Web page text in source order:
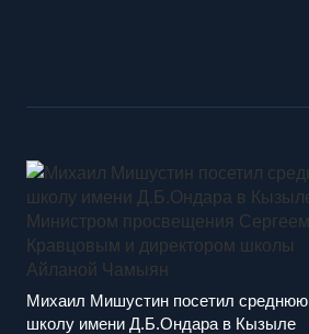
Михаил Мишустин посетил среднюю
школу имени Д.Б.Ондара в Кызыле